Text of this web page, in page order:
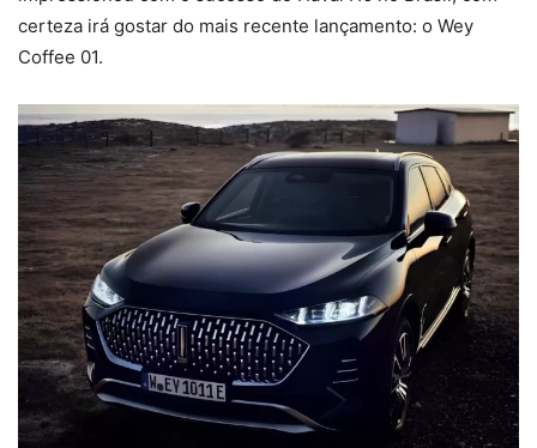
certeza irá gostar do mais recente lançamento: o Wey
Coffee 01.